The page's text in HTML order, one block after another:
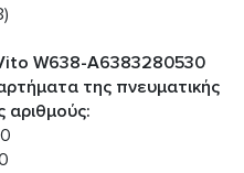
W638-A6383280530
της πνευματικής